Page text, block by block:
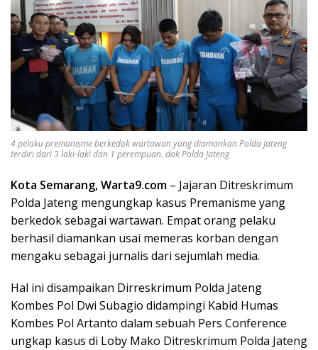
4 pelaku premanisme berkedok wartawan yang diamankan Polda Jateng
terdiri dari 3 laki-laki dan 1 perempuan. dok Polda Jateng
Kota Semarang, Warta9.com – Jajaran Ditreskrimum
Polda Jateng mengungkap kasus Premanisme yang
berkedok sebagai wartawan. Empat orang pelaku
berhasil diamankan usai memeras korban dengan
mengaku sebagai jurnalis dari sejumlah media.
Hal ini disampaikan Dirreskrimum Polda Jateng
Kombes Pol Dwi Subagio didampingi Kabid Humas
Kombes Pol Artanto dalam sebuah Pers Conference
ungkap kasus di Loby Mako Ditreskrimum Polda Jateng